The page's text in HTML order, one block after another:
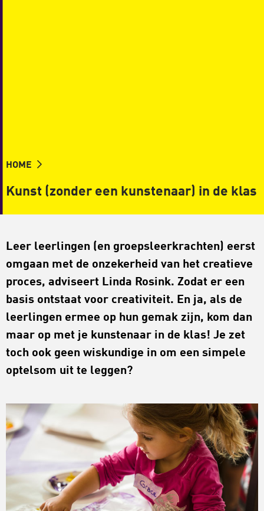
HOME
Kunst (zonder een kunstenaar) in de klas
Leer leerlingen (en groepsleerkrachten) eerst
omgaan met de onzekerheid van het creatieve
proces, adviseert Linda Rosink. Zodat er een
basis ontstaat voor creativiteit. En ja, als de
leerlingen ermee op hun gemak zijn, kom dan
maar op met je kunstenaar in de klas! Je zet
toch ook geen wiskundige in om een simpele
optelsom uit te leggen?